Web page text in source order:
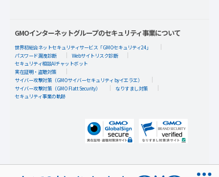
GMOインターネットグループのセキュリティ事業について
世界初総合ネットセキュリティサービス「GMOセキュリティ24」
パスワード漏洩診断
Webサイトリスク診断
セキュリティ相談AIチャットボット
実在証明・盗聴対策
サイバー攻撃対策（GMOサイバーセキュリティ byイエラエ）
サイバー攻撃対策（GMO Flatt Security）
なりすまし対策
セキュリティ事業の軌跡